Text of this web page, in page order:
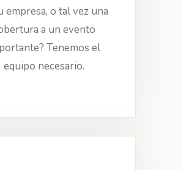
empresa, o tal vez una
a un evento
Tenemos el
equipo necesario.